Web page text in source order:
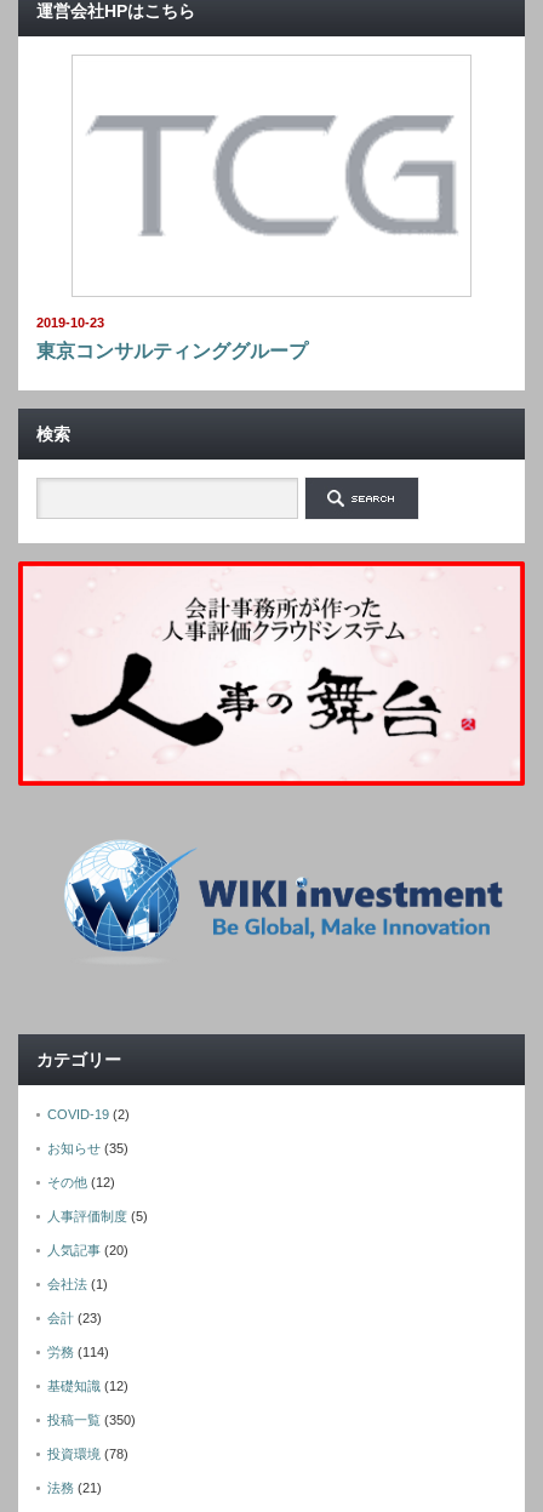
運営会社HPはこちら
2019-10-23
東京コンサルティンググループ
検索
カテゴリー
COVID-19 (2)
お知らせ (35)
その他 (12)
人事評価制度 (5)
人気記事 (20)
会社法 (1)
会計 (23)
労務 (114)
基礎知識 (12)
投稿一覧 (350)
投資環境 (78)
法務 (21)